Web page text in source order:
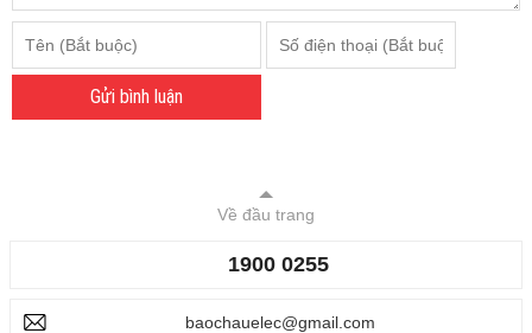
Gửi bình luận
Về đầu trang
1900 0255
baochauelec@gmail.com